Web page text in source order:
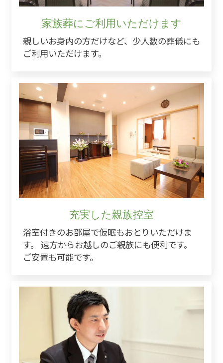
家族葬にご利用いただけます
親しいお身内の方だけなど、少人数の葬儀にも
ご利用いただけます。
充実した親族控室
浴室付きのお部屋で仮眠もおとりいただけま
す。 遠方からお越しのご親族にも便利です。
ご安置も可能です。